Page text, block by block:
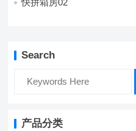
快拼箱房02
Search
产品分类